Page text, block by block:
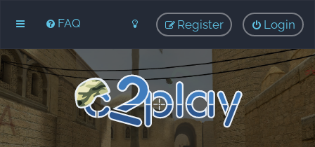
FAQ Login
Register